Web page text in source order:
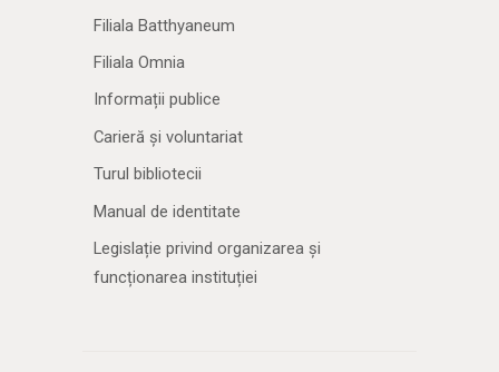
Filiala Batthyaneum
Filiala Omnia
Informații publice
Carieră și voluntariat
Turul bibliotecii
Manual de identitate
Legislație privind organizarea și
funcționarea instituției